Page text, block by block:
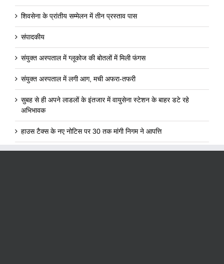
शिवसेना के प्रांतीय सम्मेलन में तीन प्रस्ताव पास
संपादकीय
संयुक्त अस्पताल में ग्लूकोज की बोतलों में मिली फंगस
संयुक्त अस्पताल में लगी आग, मची अफरा-तफरी
सुबह से ही अपने लाडलों के इंतजार में वायुसेना स्टेशन के बाहर डटे रहे
अभिभावक
हाउस टैक्स के नए नोटिस पर 30 तक मांगी निगम ने आपत्ति